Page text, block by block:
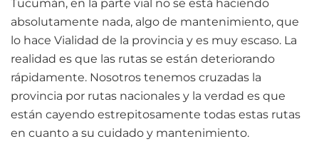
Tucumán, en la parte vial no se está haciendo
absolutamente nada, algo de mantenimiento, que
lo hace Vialidad de la provincia y es muy escaso. La
realidad es que las rutas se están deteriorando
rápidamente. Nosotros tenemos cruzadas la
provincia por rutas nacionales y la verdad es que
están cayendo estrepitosamente todas estas rutas
en cuanto a su cuidado y mantenimiento.